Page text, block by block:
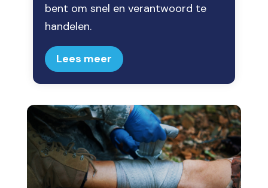
bent om snel en verantwoord te
handelen.
Lees meer